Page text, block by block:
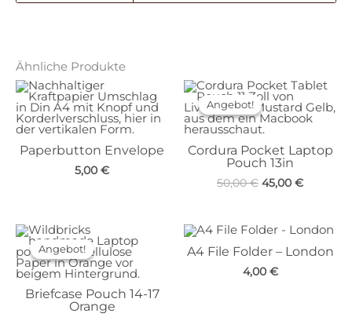
Ähnliche Produkte
Paperbutton Envelope
5,00 €
Angebot!
Angebot!
Cordura Pocket Laptop
Pouch 13in
50,00€ Ursprünglicher
50,00 €
45,00 €Aktueller
45,00 €.
Angebot!
Angebot!
Briefcase Pouch 14-17
Orange
A4 File Folder – London
4,00 €